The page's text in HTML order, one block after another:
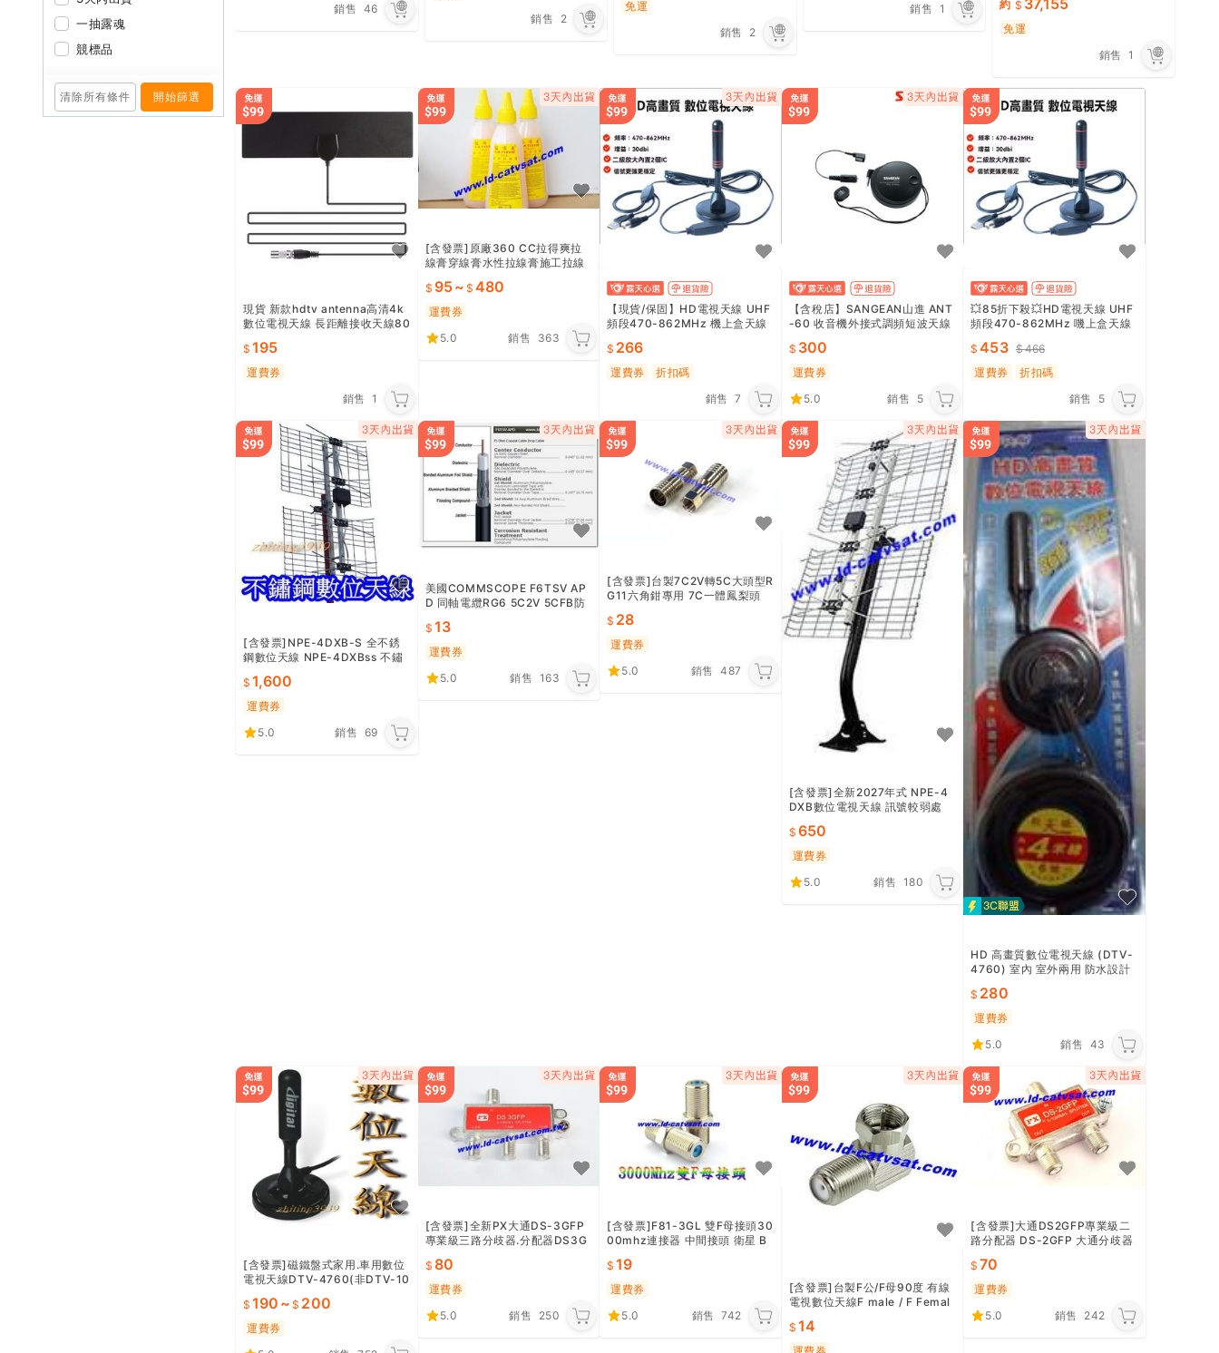
一抽露魂
競標品
清除所有條件 開始篩選
銷售 46
銷售
2
免運
銷售
2
銷售 1 約
免運
銷售
1
現貨 新款hdtv antenna高清4k
數位電視天線 長距離接收天線80
195
運費券
銷售
1
[含發票]原廠360 CC拉得爽拉
線膏穿線膏水性拉線膏施工拉線
線膏DIY
95~ 480
運費券
5.0
銷售 363
【現貨/保固】HD電視天線 UHF
頻段470-862MHz 機上盒天線
件266
運費券
折扣碼
銷售
7
【含稅店】SANGEAN山進 ANT
-60 收音機外接式調頻短波天線
訊不佳
300
運費券
5.0
銷售 5
💥85折下殺💥HD電視天線 UHF
頻段470-862MHz 嘰上盒天線
件453
466
運費券
折扣碼
銷售
5
[含發票]NPE-4DXB-S 全不銹
鋼數位天線 NPE-4DXBss 不鏽
1,600
運費券
5.0
銷售 69
美國COMMSCOPE F6TSV AP
D 同軸電纜RG6 5C2V 5CFB防
指定型號
13
運費券
5.0
銷售 163
[含發票]台製7C2V轉5C大頭型R
G11六角鉗專用 7C一體鳳梨頭
型28
運費券
5.0
銷售 487
[含發票]全新2027年式 NPE-4
DXB數位電視天線 訊號較弱處
畫質
650
運費券
5.0
銷售 180
HD 高畫質數位電視天線 (DTV-
4760) 室內 室外兩用 防水設計
280
運費券
5.0
銷售 43
[含發票]磁鐵盤式家用.車用數位
電視天線DTV-4760(非DTV-10
190 ~ 200
運費券
[含發票]全新PX大通DS-3GFP
專業級三路分歧器.分配器DS3G
80
運費券
5.0
銷售 250
[含發票]F81-3GL 雙F母接頭30
00mhz連接器 中間接頭 衛星 B
DMI
19
運費券
5.0
銷售 742
[含發票]台製F公/F母90度 有線
電視數位天線F male / F Femal
14
[含發票]大通DS2GFP專業級二
路分配器 DS-2GFP 大通分歧器
70
運費券
5.0
銷售 242